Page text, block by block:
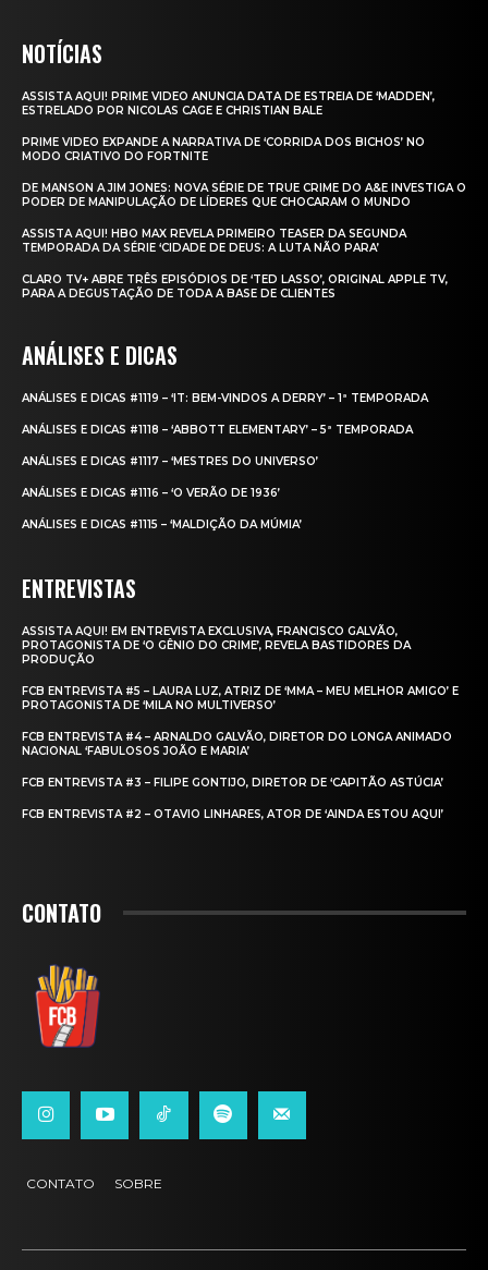
NOTÍCIAS
ASSISTA AQUI! PRIME VIDEO ANUNCIA DATA DE ESTREIA DE ‘MADDEN’,
ESTRELADO POR NICOLAS CAGE E CHRISTIAN BALE
PRIME VIDEO EXPANDE A NARRATIVA DE ‘CORRIDA DOS BICHOS’ NO
MODO CRIATIVO DO FORTNITE
DE MANSON A JIM JONES: NOVA SÉRIE DE TRUE CRIME DO A&E INVESTIGA O
PODER DE MANIPULAÇÃO DE LÍDERES QUE CHOCARAM O MUNDO
ASSISTA AQUI! HBO MAX REVELA PRIMEIRO TEASER DA SEGUNDA
TEMPORADA DA SÉRIE ‘CIDADE DE DEUS: A LUTA NÃO PARA’
CLARO TV+ ABRE TRÊS EPISÓDIOS DE ‘TED LASSO’, ORIGINAL APPLE TV,
PARA A DEGUSTAÇÃO DE TODA A BASE DE CLIENTES
ANÁLISES E DICAS
ANÁLISES E DICAS #1119 – ‘IT: BEM-VINDOS A DERRY’ – 1ª TEMPORADA
ANÁLISES E DICAS #1118 – ‘ABBOTT ELEMENTARY’ – 5ª TEMPORADA
ANÁLISES E DICAS #1117 – ‘MESTRES DO UNIVERSO’
ANÁLISES E DICAS #1116 – ‘O VERÃO DE 1936’
ANÁLISES E DICAS #1115 – ‘MALDIÇÃO DA MÚMIA’
ENTREVISTAS
ASSISTA AQUI! EM ENTREVISTA EXCLUSIVA, FRANCISCO GALVÃO,
PROTAGONISTA DE ‘O GÊNIO DO CRIME’, REVELA BASTIDORES DA
PRODUÇÃO
FCB ENTREVISTA #5 – LAURA LUZ, ATRIZ DE ‘MMA – MEU MELHOR AMIGO’ E
PROTAGONISTA DE ‘MILA NO MULTIVERSO’
FCB ENTREVISTA #4 – ARNALDO GALVÃO, DIRETOR DO LONGA ANIMADO
NACIONAL ‘FABULOSOS JOÃO E MARIA’
FCB ENTREVISTA #3 – FILIPE GONTIJO, DIRETOR DE ‘CAPITÃO ASTÚCIA’
FCB ENTREVISTA #2 – OTAVIO LINHARES, ATOR DE ‘AINDA ESTOU AQUI’
CONTATO
CONTATO SOBRE